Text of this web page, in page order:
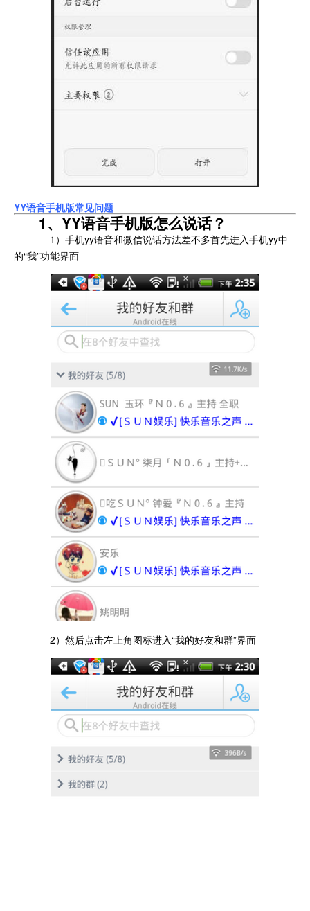
YY语音手机版常见问题
1、YY语音手机版怎么说话？
1）手机yy语音和微信说话方法差不多首先进入手机yy中
的“我”功能界面
2）然后点击左上角图标进入“我的好友和群”界面